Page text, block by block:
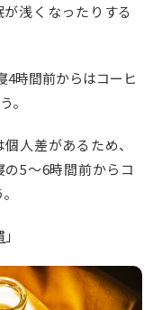
浅くなったりする
4時間前からはコーヒ
。
人差があるため、
5〜6時間前からコ
」